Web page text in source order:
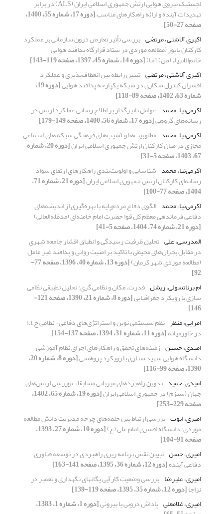
لجستیک نیروی هوایی ارتش جمهوری اسلامی ایران (ALS) در برابر
تهدیدات آینده و ارائه راهکارهای مناسب [دوره 17، شماره 55، 1400،
صفحه 27-50]
اکبری آلاشتی، مرتضی بررسی تأثیر تعارض درون سازمانی بر عملکرد
کارکنان پایور (مطالعه موردی در ستاد قرارگاه پدافند هوایی
خاتم‌الانبیاء (ص) آجا)[دوره 14، شماره 45، 1397، صفحه 119-143]
اکبری آلاشتی، مرتضی تبیین رابطه بین انعطاف‌پذیری و عملکرد
افسران کنترل شکاری در شبکه یکپارچه پدافند هوایی [دوره 19،
شماره 63، 1402، صفحه 89-118]
اکرمی‌نیا، محمد عوامل تاثیرگذار بر اطلاع رسانی عملکرد ارتش در
رسانه‌های گروهی[دوره 17، شماره 56، 1400، صفحه 149-179]
اکرمی‌نیا، محمد مطلوبیت‌ها و آسیب‌های فرهنگی شبکه های اجتماعی
مجازی در میان کارکنان ارتش جمهوری اسلامی ایران [دوره 20، شماره
67، 1403، صفحه 5-31]
اکرمی‌نیا، محمد شناسایی و اولویت‌بندی راهکارهای ارتقای سواد
رسانه‌ای کارکنان ارتش جمهوری اسلامی ایران [دوره 21، شماره 71،
1404، صفحه 77-100]
اکرمی‌نیا، محمد الگوی دفاع مردم‌پایه با بهره‌گیری از اندیشه‌های
دفاعی فرماندهی معظم کل قوا حضرت امام خامنه‌ای (مدظله‌العالی)
[دوره 21، شماره 74، 1404، صفحه 5-41]
المدرسی، علی تحلیل ظرفیت رسیدگی و انطباق اقشار جامعه شهری
در مقابل بحران‌های محیطی با تاکید بر امنیت روانی و پدافند غیر عامل
(مطالعه موردی شهر کرمان) [دوره 13، شماره 40، 1396، صفحه 77-
92]
ام برناتسولی، ریشل قدرت، مکان و نظامی گری: تحلیل تطبیقیِ نظامی
سازی با رویکرد جغرافیایی [دوره 8، شماره 21، 1390، صفحه 121-
146]
امرایی، منظر نظم سیستمی نوین و استراتژی‌های دفاعی- نظامی ج.ا.ا
در خاورمیانه[دوره 11، شماره 31، 1394، صفحه 137-154]
امیدی، حسین زمینه‌های تحقق و راهکارهای اجرای نظام آموزشی
دانشگاه هوایی شهید ستاری با رویکرد پژوهشی [دوره 8، شماره 20،
1390، صفحه 99-116]
امیدی، حمید تدوین راهبردهای میزبانی مسابقات ورزشی ارتش‌های
جهان (سیزم) در جمهوری اسلامی ایران [دوره 19، شماره 65، 1402،
صفحه 229-253]
امیری، ایوب بررسی ارتباط بین حلقه‌های چرخه مدیریت دانش مطالعه
موردی؛ دانشگاه افسری امام علی (ع) [دوره 10، شماره 27، 1393،
صفحه 91-104]
امیری، حسن تبیین نقش برنامه ریزی راهبردی در توسعه فناوری
دفاعی آینده[دوره 12، شماره 36، 1395، صفحه 141-163]
امیری، علیرضا بررسی وضعیت کارآیی یگانهای نگهداری و تعمیر در
نزاجا[دوره 12، شماره 35، 1395، صفحه 119-139]
امیری، غلامعلی پاداش درونی یا بیرونی [دوره 1، شماره 1، 1383،